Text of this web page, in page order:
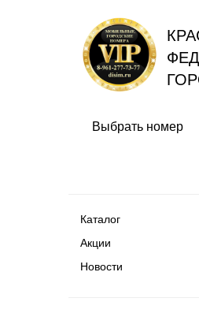
Выбрать номер
Каталог
Акции
Новости